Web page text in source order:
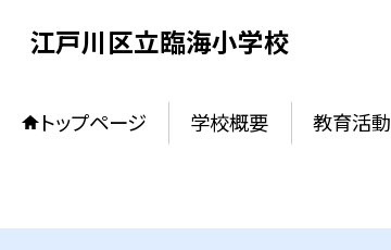
江戸川区立臨海小学校
トップページ 学校概要 教育活動